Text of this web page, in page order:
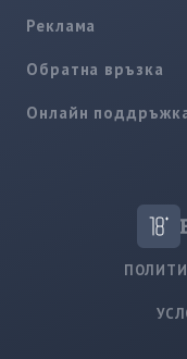
Реклама
Обратна връзка
Онлайн